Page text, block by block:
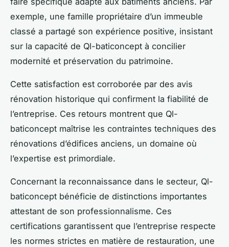
exemple, une famille propriétaire d’un immeuble
classé a partagé son expérience positive, insistant
sur la capacité de Ql-baticoncept à concilier
modernité et préservation du patrimoine.
Cette satisfaction est corroborée par des avis
rénovation historique qui confirment la fiabilité de
l’entreprise. Ces retours montrent que Ql-
baticoncept maîtrise les contraintes techniques des
rénovations d’édifices anciens, un domaine où
l’expertise est primordiale.
Concernant la reconnaissance dans le secteur, Ql-
baticoncept bénéficie de distinctions importantes
attestant de son professionnalisme. Ces
certifications garantissent que l’entreprise respecte
les normes strictes en matière de restauration, une